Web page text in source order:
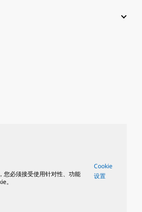
您必须接受使用针对性、功能
。
Cookie
设置